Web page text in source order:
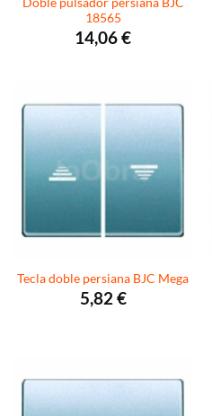
18565
14,06€
Tecla doble persiana BJC Mega
5,82 €